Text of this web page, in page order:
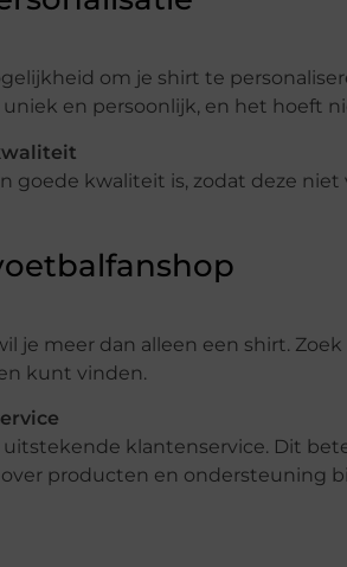
om je shirt te
en persoonlijk, en het hoeft
goede kwaliteit is, zodat deze niet
je meer dan alleen een shirt.
kunt vinden.
klantenservice. Dit
producten en ondersteuning